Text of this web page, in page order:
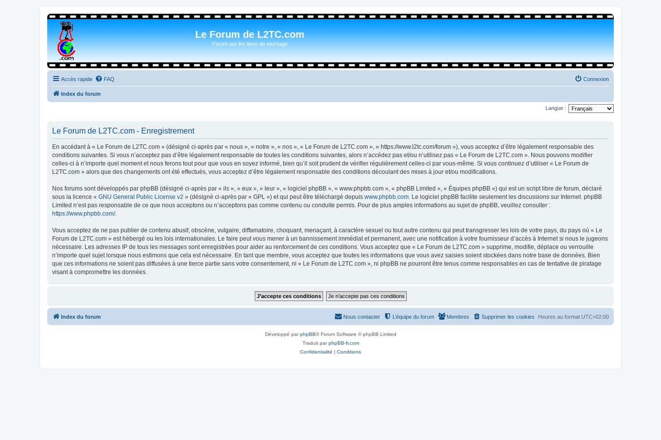
Le Forum de L2TC.com
Forum sur les lieux de tournage
Accès rapide FAQ Connexion
Index du forum
Langue :
Le Forum de L2TC.com - Enregistrement
En accédant à « Le Forum de L2TC.com » (désigné ci-après par « nous », « notre », « nos », « Le Forum de L2TC.com », « https://www.l2tc.com/forum »), vous acceptez d’être légalement responsable des
conditions suivantes. Si vous n’acceptez pas d’être légalement responsable de toutes les conditions suivantes, alors n’accédez pas et/ou n’utilisez pas « Le Forum de L2TC.com ». Nous pouvons modifier
celles-ci à n’importe quel moment et nous ferons tout pour que vous en soyez informé, bien qu’il soit prudent de vérifier régulièrement celles-ci par vous-même. Si vous continuez d’utiliser « Le Forum de
L2TC.com » alors que des changements ont été effectués, vous acceptez d’être légalement responsable des conditions découlant des mises à jour et/ou modifications.
Nos forums sont développés par phpBB (désigné ci-après par « ils », « eux », « leur », « logiciel phpBB », « www.phpbb.com », « phpBB Limited », « Équipes phpBB ») qui est un script libre de forum, déclaré
sous la licence « GNU General Public License v2 » (désigné ci-après par « GPL ») et qui peut être téléchargé depuis www.phpbb.com . Le logiciel phpBB facilite seulement les discussions sur Internet. phpBB
Limited n’est pas responsable de ce que nous acceptons ou n’acceptons pas comme contenu ou conduite permis. Pour de plus amples informations au sujet de phpBB, veuillez consulter :
https://www.phpbb.com/.
Vous acceptez de ne pas publier de contenu abusif, obscène, vulgaire, diffamatoire, choquant, menaçant, à caractère sexuel ou tout autre contenu qui peut transgresser les lois de votre pays, du pays où « Le
Forum de L2TC.com » est hébergé ou les lois internationales. Le faire peut vous mener à un bannissement immédiat et permanent, avec une notification à votre fournisseur d’accès à Internet si nous le jugeons
nécessaire. Les adresses IP de tous les messages sont enregistrées pour aider au renforcement de ces conditions. Vous acceptez que « Le Forum de L2TC.com » supprime, modifie, déplace ou verrouille
n’importe quel sujet lorsque nous estimons que cela est nécessaire. En tant que membre, vous acceptez que toutes les informations que vous avez saisies soient stockées dans notre base de données. Bien
que ces informations ne soient pas diffusées à une tierce partie sans votre consentement, ni « Le Forum de L2TC.com », ni phpBB ne pourront être tenus comme responsables en cas de tentative de piratage
visant à compromettre les données.
Index du forum Heures au format UTC+02:00
Supprimer les cookies
Membres
L’équipe du forum
Nous contacter
Développé parphpBB® Forum Software © phpBB Limited
Traduit parphpBB-fr.com
Confidentialité | Conditions